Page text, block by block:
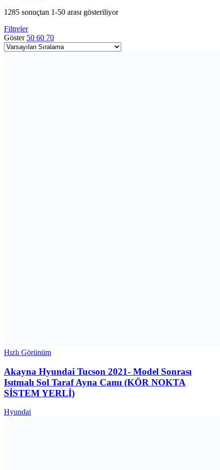
1285 sonuçtan 1-50 arası gösteriliyor
Filtreler
Göster 50 60 70
Hızlı Görünüm
Akayna Hyundai Tucson 2021- Model Sonrası
Isıtmalı Sol Taraf Ayna Camı (KÖR NOKTA
SİSTEM YERLİ)
Hyundai